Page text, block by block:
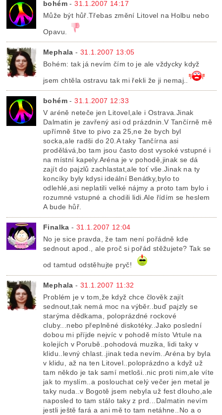
bohém -31.1.2007 14:17
Může být hůř.Třebas změní Litovel na Holbu nebo
Opavu.
Mephala - 31.1.2007 13:05
Bohém: tak já nevím čím to je ale vždycky když
jsem chtěla ostravu tak mi řekli že ji nemaj..
bohém -31.1.2007 12:33
V aréně neteče jen Litovel,ale i Ostrava.Jinak
Dalmatin je zavřený asi od prázdnin.V Tančírně mě
upřímně štve to pivo za 25,ne že bych byl
socka,ale radši do 20.A taky Tančírna asi
prodělává,bo tam jsou často dost vysoké vstupné i
na místní kapely.Aréna je v pohodě,jinak se dá
zajít do pajzlů zachlastat,ale toť vše.Jinak na ty
koncíky byly kdysi ideální Benátky,bylo to
odlehlé,asi neplatili velké nájmy a proto tam bylo i
rozumné vstupné a chodili lidi.Ale řídím se heslem
A bude hůř.
Finalka - 31.1.2007 12:04
No je sice pravda, že tam není pořádně kde
sednout apod., ale proč si pořád stěžujete? Tak se
od tamtud odstěhujte pryč!
Mephala - 31.1.2007 11:32
Problém je v tom,že když chce člověk zajít
sednout,tak nemá moc na výběr..buď pajzly se
starýma dědkama, poloprázdné rockové
cluby...nebo přeplněné diskotéky..Jako poslední
dobou mi příjde nejvíc v pohodě místo Vrtule na
kolejích v Porubě..pohodová muzika, lidi taky v
klidu..levný chlast..jinak teda nevím..Aréna by byla
v klidu, až na ten Litovel..poloprázdno a když už
tam někdo je tak samí metloši..nic proti nim,ale víte
jak to myslím..a poslouchat celý večer jen metal je
taky nuda..v Bogotě jsem nebyla už fest dlouho,ale
naposled to tam stálo taky z prd...Dalmatin nevím
jestli ještě fará a ani mě to tam netáhne..No a o